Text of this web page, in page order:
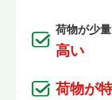
荷物が少
高い
荷物が